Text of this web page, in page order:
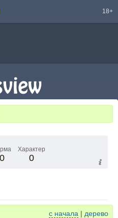
18+
0
Характер
0
с начала | дерево